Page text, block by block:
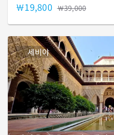
큰 대성당이자, 세계에서 가장 큰
가 안치된 그 곳, 세비야 최고의
대성당으로 함께 떠나보시죠! ✈
￦19,800 ￦39,000
세비야